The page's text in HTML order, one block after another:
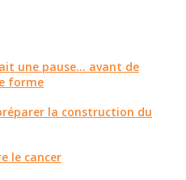
une pause... avant de
forme
la construction du
le cancer